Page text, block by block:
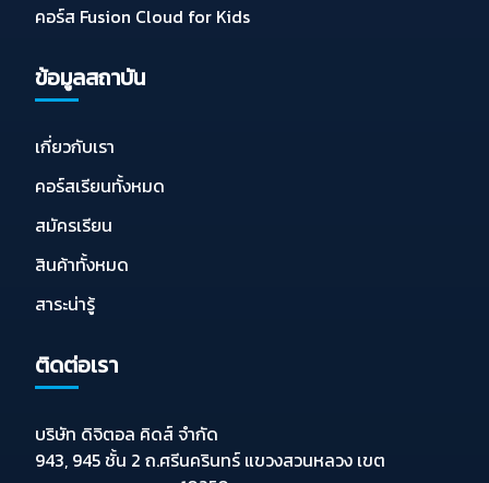
คอร์ส Fusion Cloud for Kids
ข้อมูลสถาบัน
เกี่ยวกับเรา
คอร์สเรียนทั้งหมด
สมัครเรียน
สินค้าทั้งหมด
สาระน่ารู้
ติดต่อเรา
บริษัท ดิจิตอล คิดส์ จำกัด
943, 945 ชั้น 2 ถ.ศรีนครินทร์ แขวงสวนหลวง เขต